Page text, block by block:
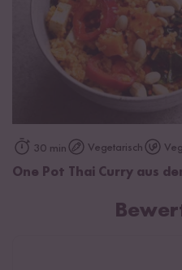
30 min Vegetarisch
One Pot Thai Curry aus